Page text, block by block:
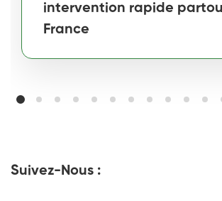
intervention rapide
France
Suivez-Nous :